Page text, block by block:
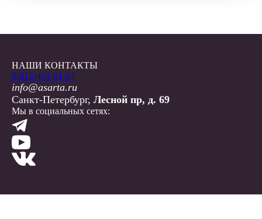
НАШИ КОНТАКТЫ
8(812)401-61-04
info@asarta.ru
Санкт-Петербург, Лесной пр, д. 69
Мы в социальных сетях: